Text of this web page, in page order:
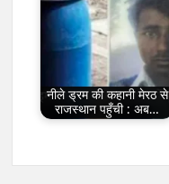
नीले ड्रम की कहानी मेरठ से
राजस्थान पहुँची : अब…